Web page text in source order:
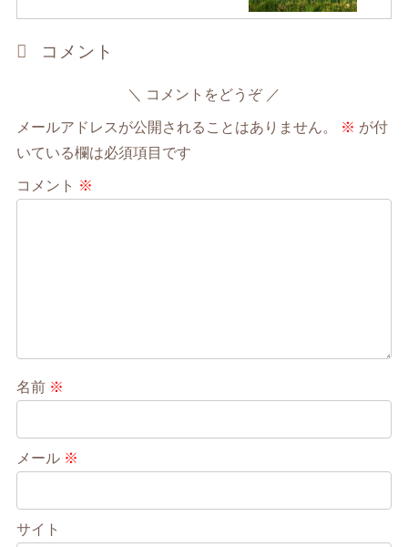
コメント
コメントをどうぞ
メールアドレスが公開されることはありません。 ※ が付
いている欄は必須項目です
コメント ※
名前 ※
メール ※
サイト